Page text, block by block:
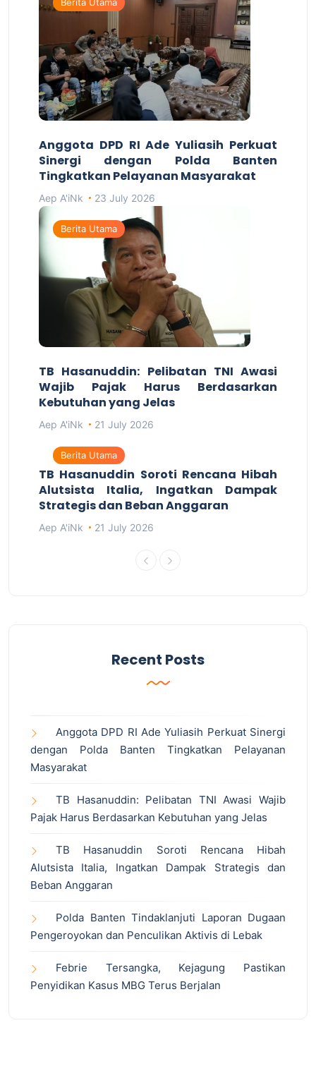
Anggota DPD RI Ade Yuliasih Perkuat
Sinergi dengan Polda Banten
Tingkatkan Pelayanan Masyarakat
Aep A'iNk 23 July 2026
Berita Utama
TB Hasanuddin: Pelibatan TNI Awasi
Wajib Pajak Harus Berdasarkan
Kebutuhan yang Jelas
Aep A'iNk 21 July 2026
Berita Utama
TB Hasanuddin Soroti Rencana Hibah
Alutsista Italia, Ingatkan Dampak
Strategis dan Beban Anggaran
Aep A'iNk 21 July 2026
Recent Posts
Anggota DPD RI Ade Yuliasih Perkuat Sinergi
dengan Polda Banten Tingkatkan Pelayanan
Masyarakat
TB Hasanuddin: Pelibatan TNI Awasi Wajib
Pajak Harus Berdasarkan Kebutuhan yang Jelas
TB Hasanuddin Soroti Rencana Hibah
Alutsista Italia, Ingatkan Dampak Strategis dan
Beban Anggaran
Polda Banten Tindaklanjuti Laporan Dugaan
Pengeroyokan dan Penculikan Aktivis di Lebak
Febrie Tersangka, Kejagung Pastikan
Penyidikan Kasus MBG Terus Berjalan